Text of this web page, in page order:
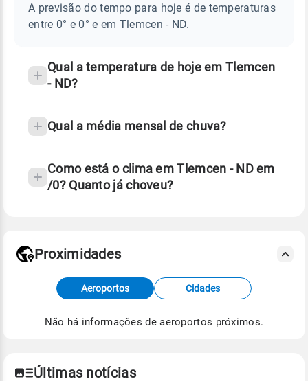
TLEMCEN
sobre
chuva
temperatura
A previsão do tempo para hoje é de temperaturas
entre 0° e 0° e em Tlemcen - ND.
Qual a temperatura de hoje em Tlemcen
- ND?
Qual a média mensal de chuva?
Como está o clima em Tlemcen - ND em
/0? Quanto já choveu?
Fonte: dados combinados de estações
meteorológicas e satélite do Centro de Previsão
de Tempo e Estudos Climáticos (CPTEC).
Para obter mais informações sobre os dados
Proximidades
Aeroportos Cidades
Não há informações de aeroportos próximos.
Últimas notícias